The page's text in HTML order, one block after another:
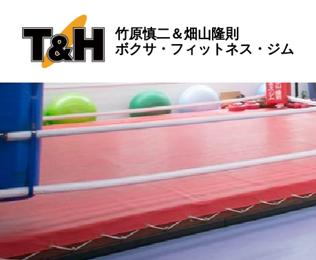
竹原慎二＆畑山隆則
ボクサ・フィットネス・ジム